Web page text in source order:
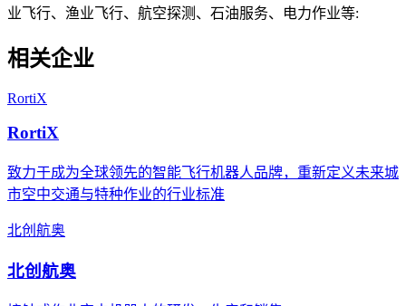
业飞行、渔业飞行、航空探测、石油服务、电力作业等:
相关企业
RortiX
RortiX
致力于成为全球领先的智能飞行机器人品牌，重新定义未来城
市空中交通与特种作业的行业标准
北创航奥
北创航奥